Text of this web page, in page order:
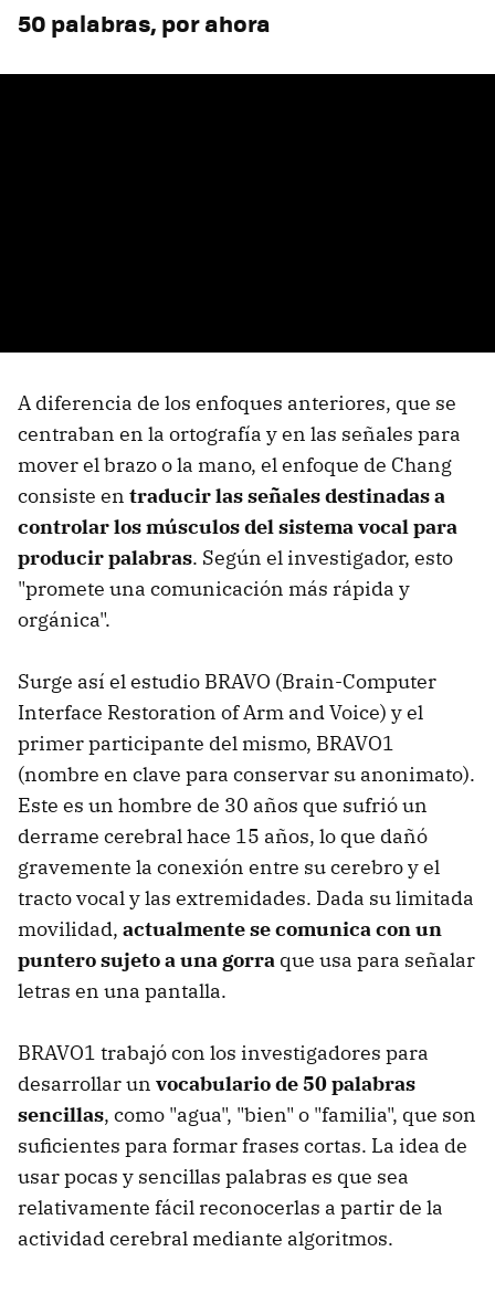
50 palabras, por ahora
A diferencia de los enfoques anteriores, que se
centraban en la ortografía y en las señales para
mover el brazo o la mano, el enfoque de Chang
consiste en traducir las señales destinadas a
controlar los músculos del sistema vocal para
producir palabras. Según el investigador, esto
"promete una comunicación más rápida y
orgánica".
Surge así el estudio BRAVO (Brain-Computer
Interface Restoration of Arm and Voice) y el
primer participante del mismo, BRAVO1
(nombre en clave para conservar su anonimato).
Este es un hombre de 30 años que sufrió un
derrame cerebral hace 15 años, lo que dañó
gravemente la conexión entre su cerebro y el
tracto vocal y las extremidades. Dada su limitada
movilidad, actualmente se comunica con un
puntero sujeto a una gorra que usa para señalar
letras en una pantalla.
BRAVO1 trabajó con los investigadores para
desarrollar un vocabulario de 50 palabras
sencillas, como "agua", "bien" o "familia", que son
suficientes para formar frases cortas. La idea de
usar pocas y sencillas palabras es que sea
relativamente fácil reconocerlas a partir de la
actividad cerebral mediante algoritmos.